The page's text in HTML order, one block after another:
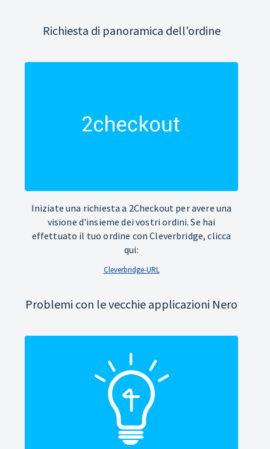
Richiesta di panoramica dell'ordine
Iniziate una richiesta a 2Checkout per avere una
visione d'insieme dei vostri ordini. Se hai
effettuato il tuo ordine con Cleverbridge, clicca
qui:
Cleverbridge-URL
Problemi con le vecchie applicazioni Nero